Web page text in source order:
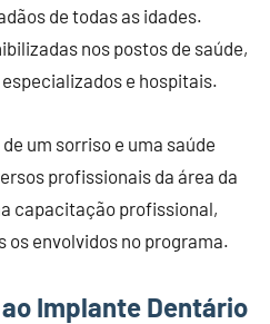
de todas as idades.
nos postos de saúde,
e hospitais.
um sorriso e uma saúde
profissionais da área da
capacitação profissional,
os envolvidos no programa.
Implante Dentário